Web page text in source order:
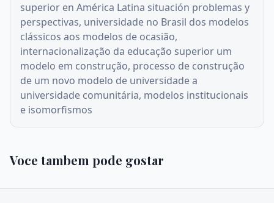
superior en América Latina situación problemas y
perspectivas, universidade no Brasil dos modelos
clássicos aos modelos de ocasião,
internacionalização da educação superior um
modelo em construção, processo de construção
de um novo modelo de universidade a
universidade comunitária, modelos institucionais
e isomorfismos
Voce tambem pode gostar